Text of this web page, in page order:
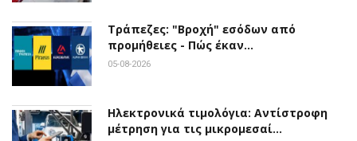
Τράπεζες: "Βροχή" εσόδων από
προμήθειες - Πώς έκαν…
05-08-2026
Ηλεκτρονικά τιμολόγια: Αντίστροφη
μέτρηση για τις μικρομεσαί…